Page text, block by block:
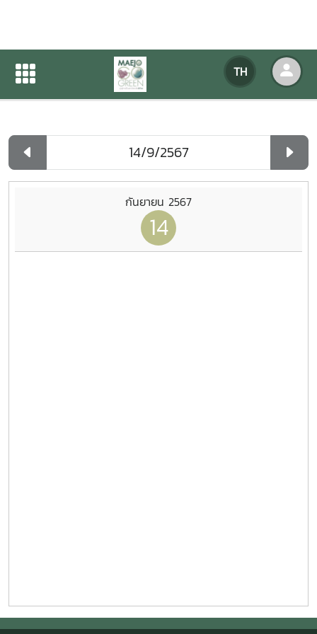
TH
ปฏิทินกิจกรรมของหน่วยงาน
ปฏิทินกิจกรรมของหน่วยงาน
กันยายน 2567
14